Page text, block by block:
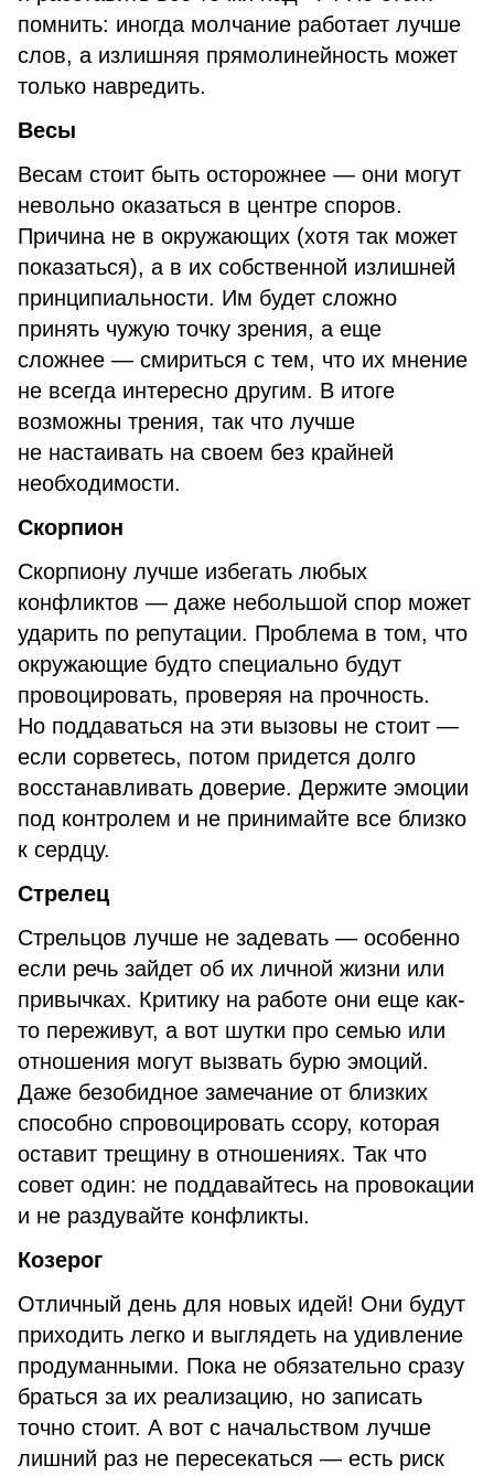
помнить: иногда молчание работает лучше
слов, а излишняя прямолинейность может
только навредить.
Весы
Весам стоит быть осторожнее — они могут
невольно оказаться в центре споров.
Причина не в окружающих (хотя так может
показаться), а в их собственной излишней
принципиальности. Им будет сложно
принять чужую точку зрения, а еще
сложнее — смириться с тем, что их мнение
не всегда интересно другим. В итоге
возможны трения, так что лучше
не настаивать на своем без крайней
необходимости.
Скорпион
Скорпиону лучше избегать любых
конфликтов — даже небольшой спор может
ударить по репутации. Проблема в том, что
окружающие будто специально будут
провоцировать, проверяя на прочность.
Но поддаваться на эти вызовы не стоит —
если сорветесь, потом придется долго
восстанавливать доверие. Держите эмоции
под контролем и не принимайте все близко
к сердцу.
Стрелец
Стрельцов лучше не задевать — особенно
если речь зайдет об их личной жизни или
привычках. Критику на работе они еще как-
то переживут, а вот шутки про семью или
отношения могут вызвать бурю эмоций.
Даже безобидное замечание от близких
способно спровоцировать ссору, которая
оставит трещину в отношениях. Так что
совет один: не поддавайтесь на провокации
и не раздувайте конфликты.
Козерог
Отличный день для новых идей! Они будут
приходить легко и выглядеть на удивление
продуманными. Пока не обязательно сразу
браться за их реализацию, но записать
точно стоит. А вот с начальством лучше
лишний раз не пересекаться — есть риск